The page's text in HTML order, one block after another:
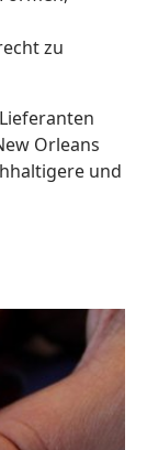
zu
Orleans
und